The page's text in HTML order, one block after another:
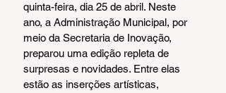
quinta-feira, dia 25 de abril. Neste
ano, a Administração Municipal, por
meio da Secretaria de Inovação,
preparou uma edição repleta de
surpresas e novidades. Entre elas
estão as inserções artísticas,